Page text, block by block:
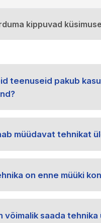
kippuvad
teenuseid pakub
müüdavat tehnikat
on enne müüki
võimalik saada